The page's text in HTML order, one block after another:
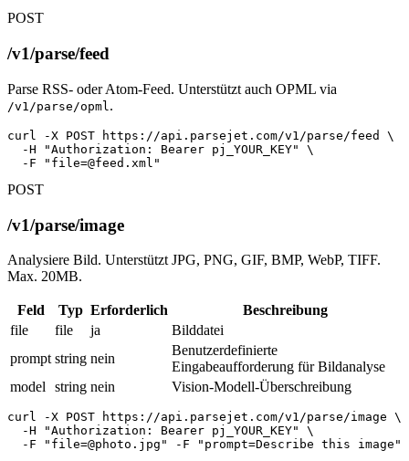
POST
/v1/parse/feed
Parse RSS- oder Atom-Feed. Unterstützt auch OPML via
/v1/parse/opml .
curl -X POST https://api.parsejet.com/v1/parse/feed \
  -H "Authorization: Bearer pj_YOUR_KEY" \
  -F "
file=@feed.xml "
POST
/v1/parse/image
Analysiere Bild. Unterstützt JPG, PNG, GIF, BMP, WebP, TIFF.
Max. 20MB.
Feld Typ Erforderlich
Beschreibung
file
file ja
Bilddatei
prompt string nein
Benutzerdefinierte
Eingabeaufforderung für Bildanalyse
model
string nein Vision-Modell-Überschreibung
curl -X POST https://api.parsejet.com/v1/parse/image \
  -H "Authorization: Bearer pj_YOUR_KEY" \
  -F "
file=@photo.jpg " -F "prompt=Describe this image"